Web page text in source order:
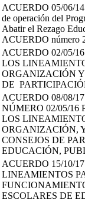
ACUERDO 05/06/14
de operación del
Abatir el Rezago
ACUERDO número
ACUERDO 02/05/
LOS
ORGANIZACIÓN
DE
ACUERDO 08/08/
NÚMERO 02/05/16
LOS
ORGANIZACIÓN,
CONSEJOS DE
EDUCACIÓN,
ACUERDO 15/10/
LINEAMIENTOS
ESCOLARES DE